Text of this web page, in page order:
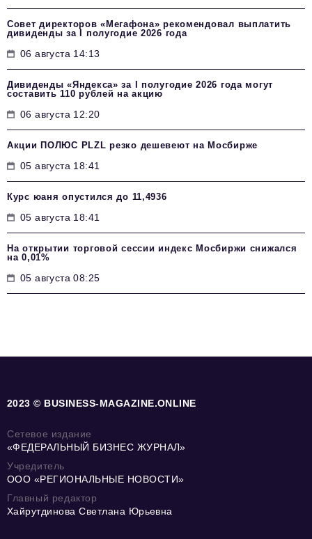
Совет директоров «Мегафона» рекомендовал выплатить
дивиденды за I полугодие 2026 года
06 августа 14:13
Дивиденды «Яндекса» за I полугодие 2026 года могут
составить 110 рублей на акцию
06 августа 12:20
Акции ПОЛЮС PLZL резко дешевеют на Мосбирже
05 августа 18:41
Курс юаня опустился до 11,4936
05 августа 18:41
На открытии торговой сессии индекс Мосбиржи снижался
на 0,01%
05 августа 08:25
2023 © BUSINESS-MAGAZINE.ONLINE
Сетевое издание
«ФЕДЕРАЛЬНЫЙ БИЗНЕС ЖУРНАЛ»
Учредитель
ООО «РЕГИОНАЛЬНЫЕ НОВОСТИ»
Главный редактор
Хайрутдинова Светлана Юрьевна